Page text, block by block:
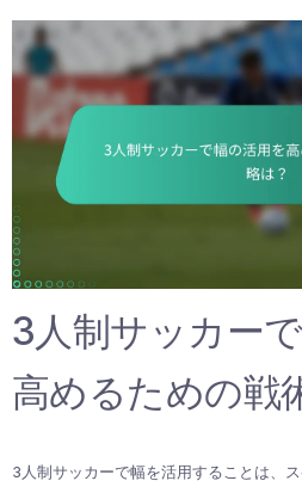
3人制サッカー
高めるための戦
3人制サッカーで幅を活用することは、